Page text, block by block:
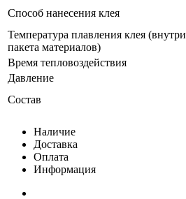
Способ нанесения клея
Температура плавления клея (внутри
пакета материалов)
Время тепловоздействия
Давление
Состав
Наличие
Доставка
Оплата
Информация